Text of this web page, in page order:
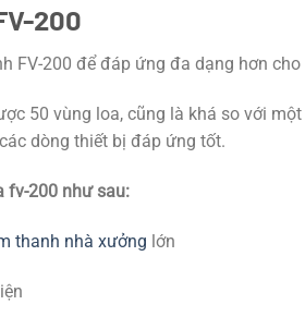
200
FV-200 để đáp ứng đa dạng hơn
50 vùng loa, cũng là khá so với
dòng thiết bị đáp ứng tốt.
fv-200 như sau:
thanh nhà xưởng lớn